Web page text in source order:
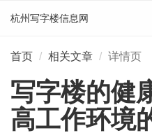
杭州写字楼信息网
首页 相关文章 详情页
写字楼的健
高工作环境